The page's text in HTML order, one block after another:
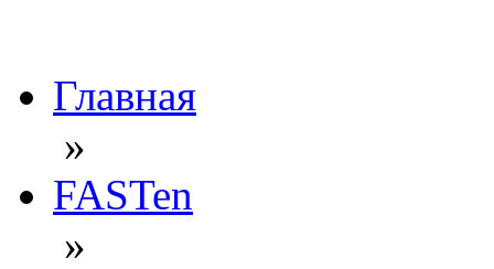
Главная
»
FASTen
»